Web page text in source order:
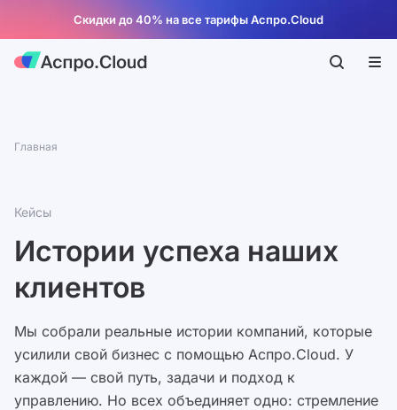
Скидки до 40% на все тарифы Аспро.Cloud
Главная
Кейсы
Истории успеха наших
клиентов
Мы собрали реальные истории компаний, которые
усилили свой бизнес с помощью Аспро.Cloud. У
каждой — свой путь, задачи и подход к
управлению. Но всех объединяет одно: стремление